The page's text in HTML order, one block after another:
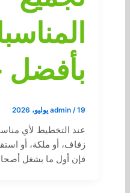
بأفضل
admin /19 يوليو، 2026
عند التخطيط لأي
زفاف، أو ملكة، أو
فإن أول ما يشغل